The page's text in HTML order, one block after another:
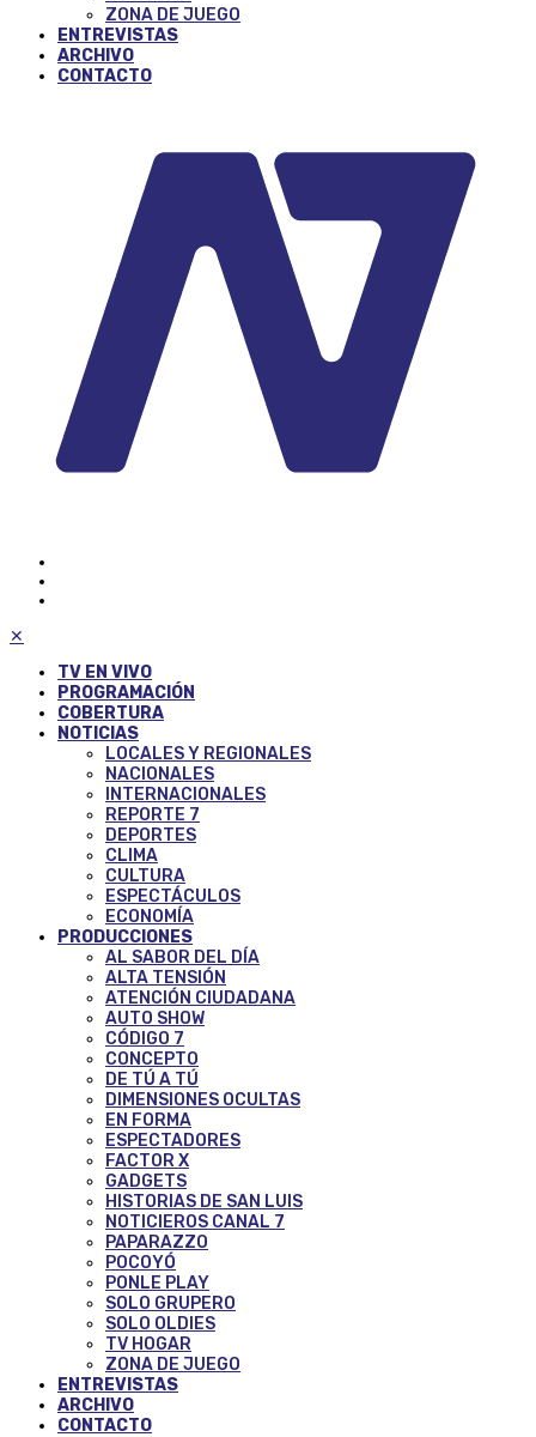
ZONA DE JUEGO
ENTREVISTAS
ARCHIVO
CONTACTO
✕
TV EN VIVO
PROGRAMACIÓN
COBERTURA
NOTICIAS
LOCALES Y REGIONALES
NACIONALES
INTERNACIONALES
REPORTE 7
DEPORTES
CLIMA
CULTURA
ESPECTÁCULOS
ECONOMÍA
PRODUCCIONES
AL SABOR DEL DÍA
ALTA TENSIÓN
ATENCIÓN CIUDADANA
AUTO SHOW
CÓDIGO 7
CONCEPTO
DE TÚ A TÚ
DIMENSIONES OCULTAS
EN FORMA
ESPECTADORES
FACTOR X
GADGETS
HISTORIAS DE SAN LUIS
NOTICIEROS CANAL 7
PAPARAZZO
POCOYÓ
PONLE PLAY
SOLO GRUPERO
SOLO OLDIES
TV HOGAR
ZONA DE JUEGO
ENTREVISTAS
ARCHIVO
CONTACTO